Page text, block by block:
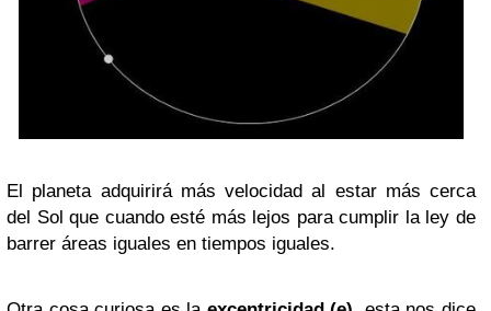
El planeta adquirirá más velocidad al estar más cerca
del Sol que cuando esté más lejos para cumplir la ley de
barrer áreas iguales en tiempos iguales.